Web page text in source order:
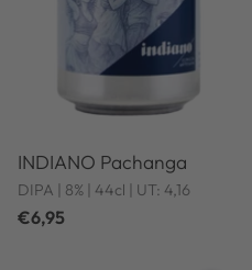
INDIANO Pachanga
DIPA | 8% | 44cl | UT: 4,16
€6,95